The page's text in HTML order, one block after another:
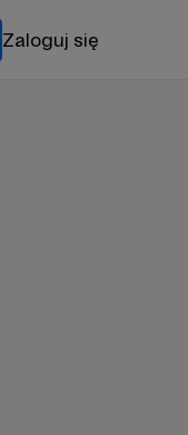
Zaloguj się